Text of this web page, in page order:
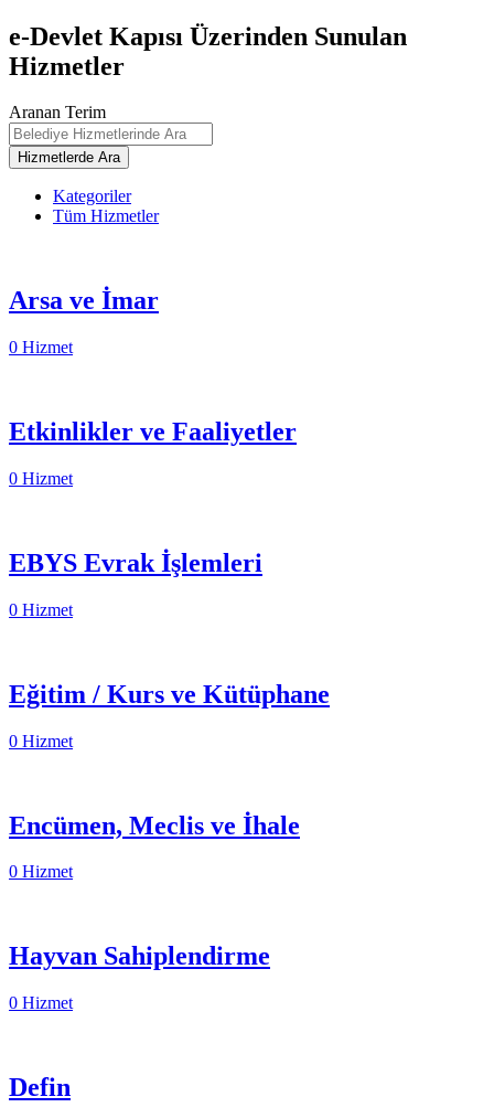
e-Devlet Kapısı Üzerinden Sunulan
Hizmetler
Aranan Terim
Kategoriler
Tüm Hizmetler
Arsa ve İmar
0 Hizmet
Etkinlikler ve Faaliyetler
0 Hizmet
EBYS Evrak İşlemleri
0 Hizmet
Eğitim / Kurs ve Kütüphane
0 Hizmet
Encümen, Meclis ve İhale
0 Hizmet
Hayvan Sahiplendirme
0 Hizmet
Defin